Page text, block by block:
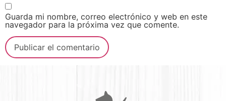
Guarda mi nombre, correo electrónico y web en este
navegador para la próxima vez que comente.